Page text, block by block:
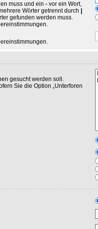
muss und ein - vor ein Wort,
Wörter getrennt durch
gefunden werden muss.
gesucht werden soll.
Sie die Option „Unterforen